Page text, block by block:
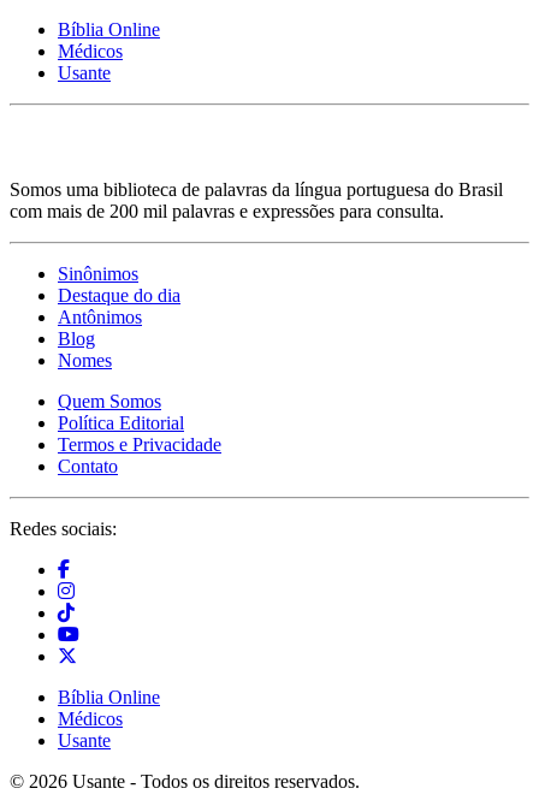
Bíblia Online
Médicos
Usante
Somos uma biblioteca de palavras da língua portuguesa do Brasil
com mais de 200 mil palavras e expressões para consulta.
Sinônimos
Destaque do dia
Antônimos
Blog
Nomes
Quem Somos
Política Editorial
Termos e Privacidade
Contato
Redes sociais:
Bíblia Online
Médicos
Usante
© 2026 Usante - Todos os direitos reservados.